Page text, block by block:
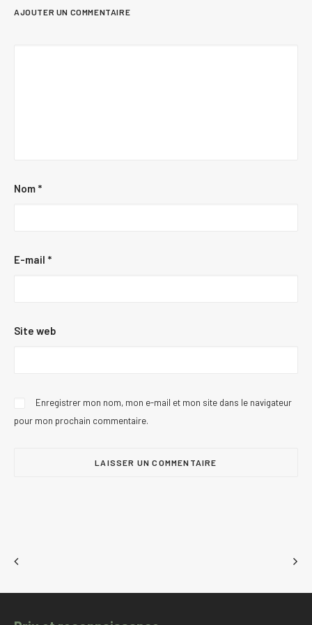
AJOUTER UN COMMENTAIRE
Nom *
E-mail *
Site web
Enregistrer mon nom, mon e-mail et mon site dans le navigateur
pour mon prochain commentaire.